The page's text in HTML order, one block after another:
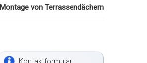
Montage von Terrassendächern
Kontaktformular